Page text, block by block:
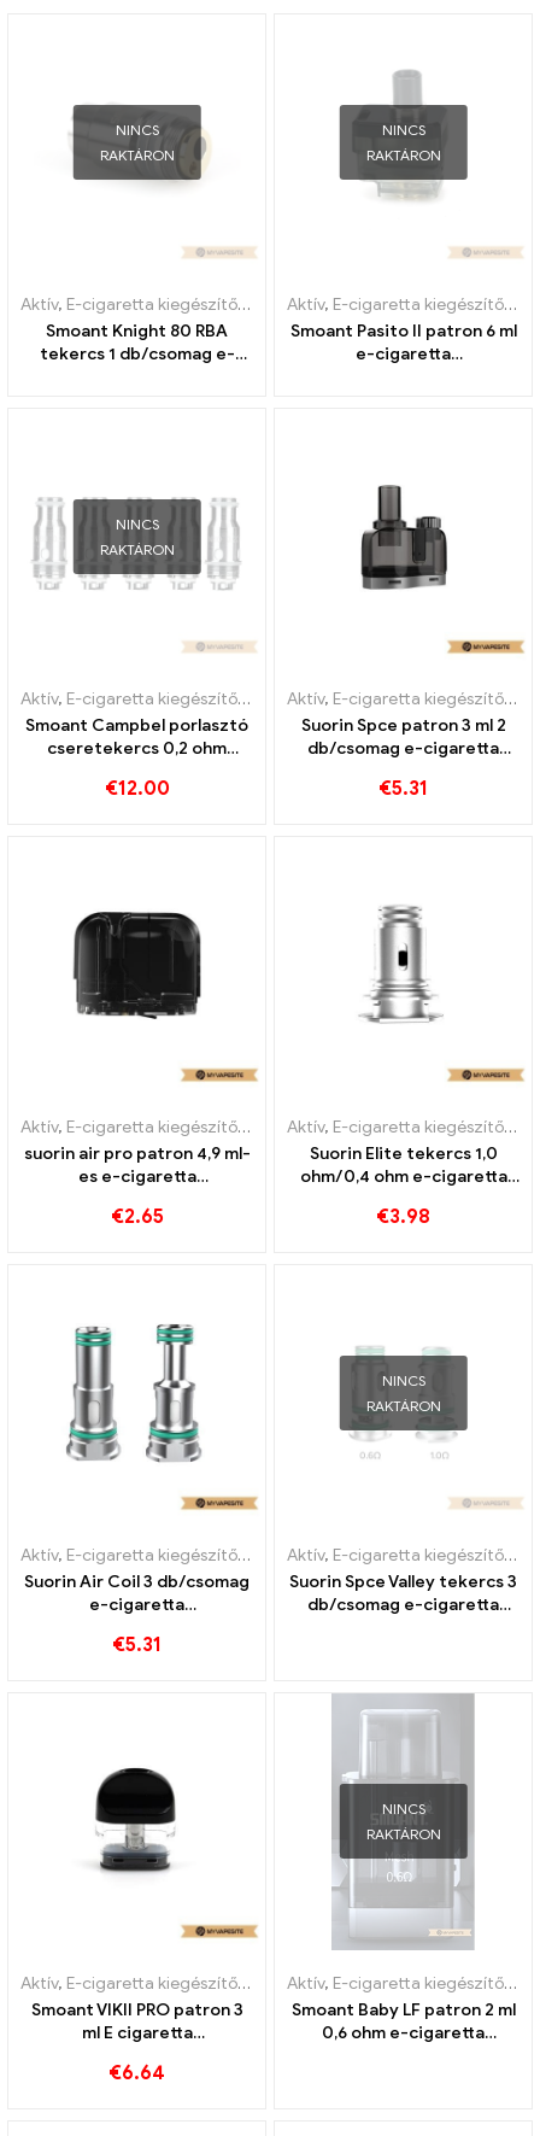
NINCS
RAKTÁRON
Aktív, E-cigaretta kiegészítők ,
Párologtató
Smoant Knight 80 RBA
tekercs 1 db/csomag e-
NINCS
RAKTÁRON
Aktív, E-cigaretta kiegészítők ,
Smoant Pasito II patron 6 ml
e-cigaretta
NINCS
RAKTÁRON
Aktív, E-cigaretta kiegészítők ,
Párologtató
Smoant Campbel porlasztó
cseretekercs 0,2 ohm
nagykereskedés丨Egyedi
€12.00
Aktív, E-cigaretta kiegészítők ,
Suorin Spce patron 3 ml 2
db/csomag e-cigaretta
€5.31
Aktív, E-cigaretta kiegészítők ,
Párologtató
suorin air pro patron 4,9 ml-
es e-cigaretta
€2.65
Aktív, E-cigaretta kiegészítők ,
Suorin Elite tekercs 1,0
ohm/0,4 ohm e-cigaretta
€3.98
Aktív, E-cigaretta kiegészítők ,
Párologtató
Suorin Air Coil 3 db/csomag
e-cigaretta
€5.31
NINCS
RAKTÁRON
Aktív, E-cigaretta kiegészítők ,
Suorin Spce Valley tekercs 3
db/csomag e-cigaretta
Aktív, E-cigaretta kiegészítők ,
Párologtató
Smoant VIKII PRO patron 3
ml E cigaretta
€6.64
NINCS
RAKTÁRON
Aktív, E-cigaretta kiegészítők ,
Smoant Baby LF patron 2 ml
0,6 ohm e-cigaretta